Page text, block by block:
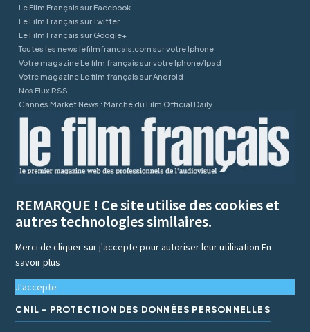
Le Film Français sur Facebook
Le Film Français sur Twitter
Le Film Français sur Google+
Toutes les news lefilmfrancais.com sur votre Iphone
Votre magazine Le film français sur votre Iphone/Ipad
Votre magazine Le film français sur Android
Nos Flux RSS
Cannes Market News : Marché du Film Official Daily
REMARQUE ! Ce site utilise des cookies et
autres technologies similaires.
Merci de cliquer sur j'accepte pour autoriser leur utilisationEn
savoir plus
J'accepte
CNIL - PROTECTION DES DONNÉES PERSONNELLES